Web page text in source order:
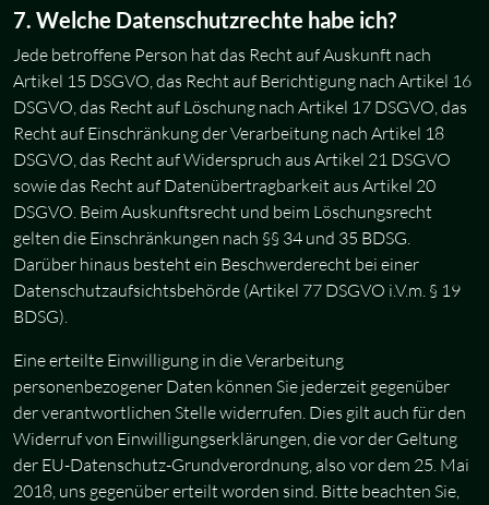
7. Welche Datenschutzrechte habe ich?
Jede betroffene Person hat das Recht auf Auskunft nach
Artikel 15 DSGVO, das Recht auf Berichtigung nach Artikel 16
DSGVO, das Recht auf Löschung nach Artikel 17 DSGVO, das
Recht auf Einschränkung der Verarbeitung nach Artikel 18
DSGVO, das Recht auf Widerspruch aus Artikel 21 DSGVO
sowie das Recht auf Datenübertragbarkeit aus Artikel 20
DSGVO. Beim Auskunftsrecht und beim Löschungsrecht
gelten die Einschränkungen nach §§ 34 und 35 BDSG.
Darüber hinaus besteht ein Beschwerderecht bei einer
Datenschutzaufsichtsbehörde (Artikel 77 DSGVO i.V.m. § 19
BDSG).
Eine erteilte Einwilligung in die Verarbeitung
personenbezogener Daten können Sie jederzeit gegenüber
der verantwortlichen Stelle widerrufen. Dies gilt auch für den
Widerruf von Einwilligungserklärungen, die vor der Geltung
der EU-Datenschutz-Grundverordnung, also vor dem 25. Mai
2018, uns gegenüber erteilt worden sind. Bitte beachten Sie,